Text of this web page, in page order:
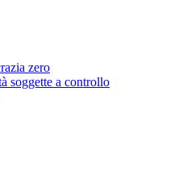
zero
soggette a controllo